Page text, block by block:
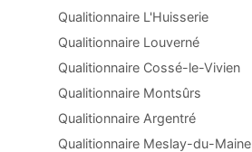
Qualitionnaire L'Huisserie
Qualitionnaire Louverné
Qualitionnaire Cossé-le-Vivien
Qualitionnaire Montsûrs
Qualitionnaire Argentré
Qualitionnaire Meslay-du-Maine